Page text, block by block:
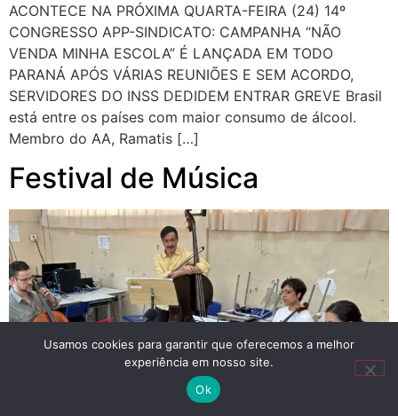
ACONTECE NA PRÓXIMA QUARTA-FEIRA (24) 14º
CONGRESSO APP-SINDICATO: CAMPANHA “NÃO
VENDA MINHA ESCOLA” É LANÇADA EM TODO
PARANÁ APÓS VÁRIAS REUNIÕES E SEM ACORDO,
SERVIDORES DO INSS DEDIDEM ENTRAR GREVE Brasil
está entre os países com maior consumo de álcool.
Membro do AA, Ramatis […]
Festival de Música
Usamos cookies para garantir que oferecemos a melhor
experiência em nosso site.
Ok